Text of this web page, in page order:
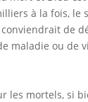
à la fois, le
de
maladie ou de
les mortels, si